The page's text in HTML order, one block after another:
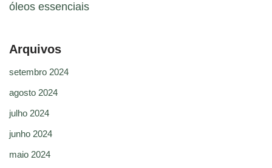
óleos essenciais
Arquivos
setembro 2024
agosto 2024
julho 2024
junho 2024
maio 2024